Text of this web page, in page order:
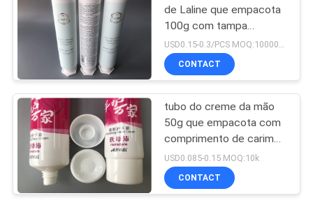
Empacotamento do
tubo do creme da
mão
de Laline que empacota
100g com tampa
sextavada impressa da
flor
USD0.15-0.3/PCS MOQ:10000PCS
CONTACT
tubo do creme da mão
50g que empacota com
comprimento de carimbo
quente 100mm da
impressão
USD0.085-0.15 MOQ:10k
CONTACT